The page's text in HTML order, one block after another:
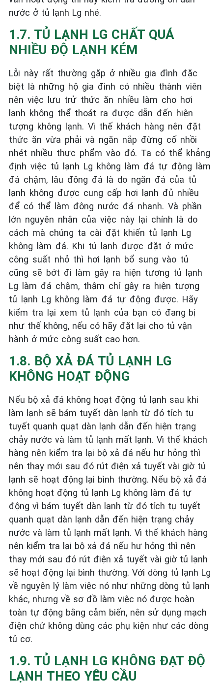
nước ở tủ lạnh Lg nhé.
1.7. TỦ LẠNH LG CHẤT QUÁ
NHIỀU ĐỘ LẠNH KÉM
Lỗi này rất thường gặp ở nhiều gia đình đặc
biệt là những hộ gia đình có nhiều thành viên
nên việc lưu trử thức ăn nhiều làm cho hơi
lạnh không thể thoát ra được dẫn đến hiện
tượng không lạnh. Vì thế khách hàng nên đặt
thức ăn vừa phải và ngăn nắp đừng cố nhồi
nhét nhiều thực phẩm vào đó. Ta có thể khẳng
định việc tủ lạnh Lg không làm đá tự động làm
đá chậm, lâu đông đá là do ngăn đá của tủ
lạnh không được cung cấp hơi lạnh đủ nhiều
để có thể làm đông nước đá nhanh. Và phần
lớn nguyên nhân của việc này lại chính là do
cách mà chúng ta cài đặt khiến tủ lạnh Lg
không làm đá. Khi tủ lạnh được đặt ở mức
công suất nhỏ thì hơi lạnh bổ sung vào tủ
cũng sẽ bớt đi làm gây ra hiện tượng tủ lạnh
Lg làm đá chậm, thậm chí gây ra hiện tượng
tủ lạnh Lg không làm đá tự động được. Hãy
kiểm tra lại xem tủ lạnh của bạn có đang bị
như thế không, nếu có hãy đặt lại cho tủ vận
hành ở mức công suất cao hơn.
1.8. BỘ XẢ ĐÁ TỦ LẠNH LG
KHÔNG HOẠT ĐỘNG
Nếu bộ xả đá không hoạt động tủ lạnh sau khi
làm lạnh sẽ bám tuyết dàn lạnh từ đó tích tụ
tuyết quanh quạt dàn lạnh dẫn đến hiện trạng
chảy nước và làm tủ lạnh mất lạnh. Vì thế khách
hàng nên kiểm tra lại bộ xả đá nếu hư hỏng thì
nên thay mới sau đó rút điện xả tuyết vài giờ tủ
lạnh sẽ hoạt động lại bình thường. Nếu bộ xả đá
không hoạt động tủ lạnh Lg không làm đá tự
động vì bám tuyết dàn lạnh từ đó tích tụ tuyết
quanh quạt dàn lạnh dẫn đến hiện trạng chảy
nước và làm tủ lạnh mất lạnh. Vì thế khách hàng
nên kiểm tra lại bộ xả đá nếu hư hỏng thì nên
thay mới sau đó rút điện xả tuyết vài giờ tủ lạnh
sẽ hoạt động lại bình thường. Với dòng tủ lạnh Lg
về nguyên lý làm việc nó như những dòng tủ lạnh
khác, nhưng về sơ đồ làm việc nó được hoàn
toàn tự động bằng cảm biến, nên sử dụng mạch
điện chứ không dùng các phụ kiện như các dòng
tủ cơ.
1.9. TỦ LẠNH LG KHÔNG ĐẠT ĐỘ
LẠNH THEO YÊU CẦU